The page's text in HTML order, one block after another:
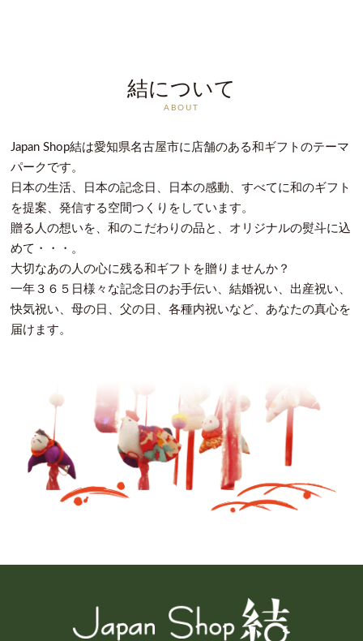
結について
ABOUT
Japan Shop結は愛知県名古屋市に店舗のある和ギフトのテーマ
パークです。
日本の生活、日本の記念日、日本の感動、すべてに和のギフト
を提案、発信する空間つくりをしています。
贈る人の想いを、和のこだわりの品と、オリジナルの熨斗に込
めて・・・。
大切なあの人の心に残る和ギフトを贈りませんか？
一年３６５日様々な記念日のお手伝い、結婚祝い、出産祝い、
快気祝い、母の日、父の日、各種内祝いなど、あなたの真心を
届けます。